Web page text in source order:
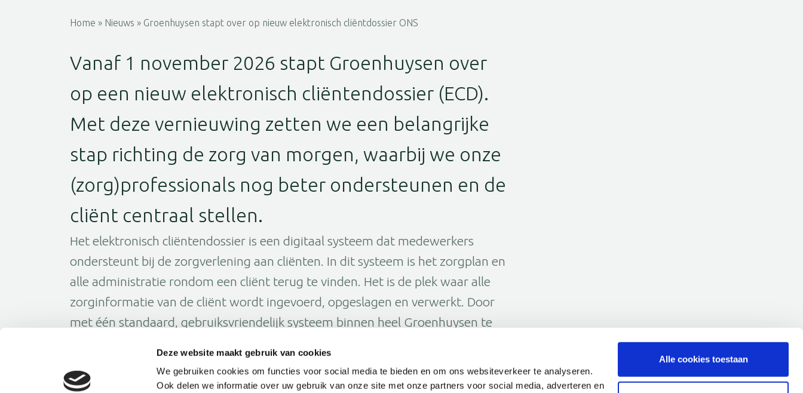
Deze website maakt gebruik van cookies
We gebruiken cookies om functies voor social media te bieden en om ons websiteverkeer te analyseren.
Ook delen we informatie over uw gebruik van onze site met onze partners voor social media, adverteren en
Alle cookies toestaan
Home » Nieuws » Groenhuysen stapt over op nieuw elektronisch cliëntdossier ONS
Vanaf 1 november 2026 stapt Groenhuysen over
op een nieuw elektronisch cliëntendossier (ECD).
Met deze vernieuwing zetten we een belangrijke
stap richting de zorg van morgen, waarbij we onze
(zorg)professionals nog beter ondersteunen en de
cliënt centraal stellen.
Het elektronisch cliëntendossier is een digitaal systeem dat medewerkers
ondersteunt bij de zorgverlening aan cliënten. In dit systeem is het zorgplan en
alle administratie rondom een cliënt terug te vinden. Het is de plek waar alle
zorginformatie van de cliënt wordt ingevoerd, opgeslagen en verwerkt. Door
met één standaard, gebruiksvriendelijk systeem binnen heel Groenhuysen te
ontwikkelingen en kunnen zij soepeler samenwerken.
ONS van leverancier Nedap